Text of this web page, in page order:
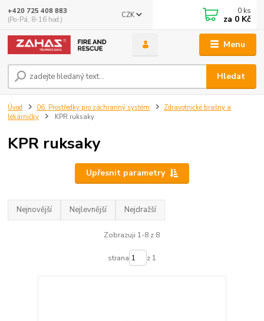
Menu
CZK
Hledat
+420 725 408 883
(Po-Pá, 8-16 hod.)
0 ks
za 0 Kč
Úvod 06. Prostředky pro záchranný systém
Zdravotnické brašny a
lékárničky
KPR ruksaky
KPR ruksaky
Upřesnit parametry
Nejnovější Nejlevnější Nejdražší
Zobrazuji 1-8 z 8
strana z 1